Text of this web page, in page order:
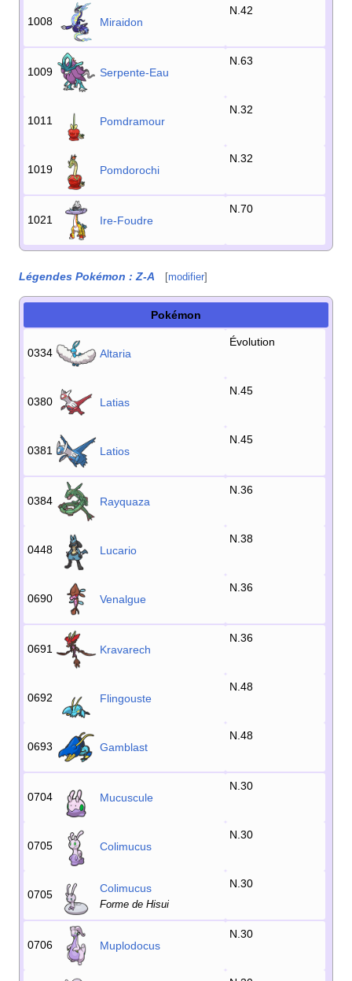
1008 Miraidon
N.42
1009 Serpente-Eau
N.63
1011 Pomdramour
N.32
1019 Pomdorochi
N.32
1021 Ire-Foudre
N.70
Légendes Pokémon :Z-A [modifier]
Pokémon
0334 Altaria
Évolution
0380 Latias
N.45
0381 Latios
N.45
0384 Rayquaza
N.36
0448 Lucario
N.38
0690 Venalgue
N.36
0691 Kravarech
N.36
0692 Flingouste
N.48
0693 Gamblast
N.48
0704 Mucuscule
N.30
0705 Colimucus
N.30
0705 Colimucus
Forme de Hisui
N.30
0706 Muplodocus
N.30